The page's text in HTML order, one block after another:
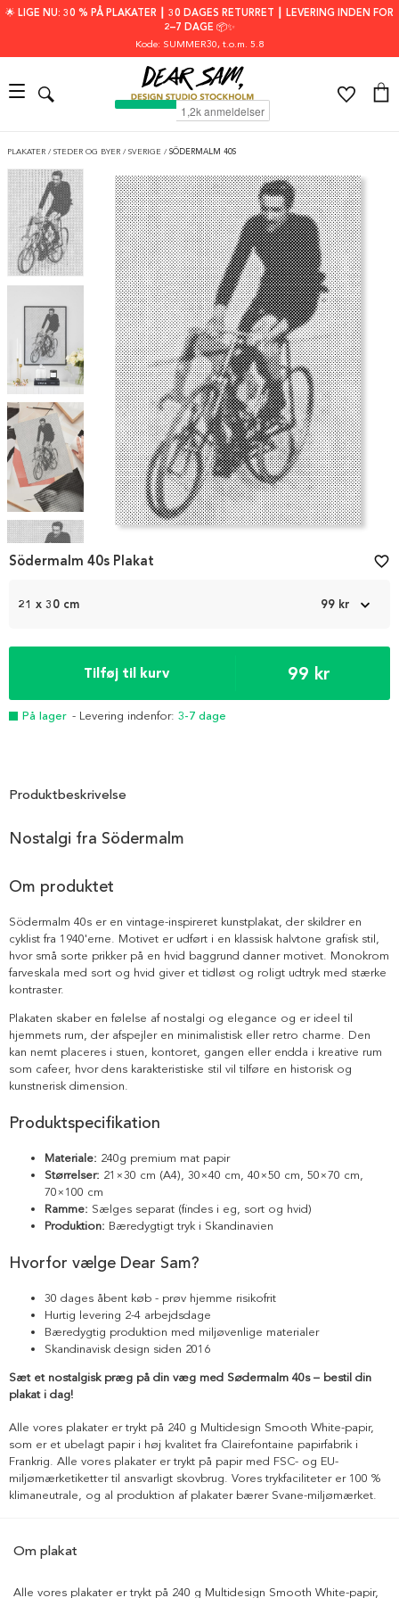
🌟 LIGE NU: 30 % PÅ PLAKATER ┃ 30 DAGES RETURRET ┃ LEVERING INDEN FOR
2–7 DAGE 📦✨
Kode: SUMMER30, t.o.m. 5.8
PLAKATER / STEDER OG BYER / SVERIGE / SÖDERMALM 40S
Item
1
21 x 30 cm 99 kr
Tilføj til kurv 99 kr
På lager - Levering indenfor: 3-7 dage
Södermalm 40s Plakat favorite_border
Produktbeskrivelse
Nostalgi fra Södermalm
Om produktet
Södermalm 40s er en vintage-inspireret kunstplakat, der skildrer en
cyklist fra 1940'erne. Motivet er udført i en klassisk halvtone grafisk stil,
hvor små sorte prikker på en hvid baggrund danner motivet. Monokrom
farveskala med sort og hvid giver et tidløst og roligt udtryk med stærke
kontraster.
Plakaten skaber en følelse af nostalgi og elegance og er ideel til
hjemmets rum, der afspejler en minimalistisk eller retro charme. Den
kan nemt placeres i stuen, kontoret, gangen eller endda i kreative rum
som cafeer, hvor dens karakteristiske stil vil tilføre en historisk og
kunstnerisk dimension.
Produktspecifikation
Materiale: 240g premium mat papir
Størrelser: 21×30 cm (A4), 30×40 cm, 40×50 cm, 50×70 cm,
70×100 cm
Ramme: Sælges separat (findes i eg, sort og hvid)
Produktion: Bæredygtigt tryk i Skandinavien
Hvorfor vælge Dear Sam?
30 dages åbent køb - prøv hjemme risikofrit
Hurtig levering 2-4 arbejdsdage
Bæredygtig produktion med miljøvenlige materialer
Skandinavisk design siden 2016
Sæt et nostalgisk præg på din væg med Sødermalm 40s – bestil din
plakat i dag!
Alle vores plakater er trykt på 240 g Multidesign Smooth White-papir,
som er et ubelagt papir i høj kvalitet fra Clairefontaine papirfabrik i
Frankrig. Alle vores plakater er trykt på papir med FSC- og EU-
miljømærketiketter til ansvarligt skovbrug. Vores trykfaciliteter er 100 %
klimaneutrale, og al produktion af plakater bærer Svane-miljømærket.
Om plakat
Alle vores plakater er trykt på 240 g Multidesign Smooth White-papir,